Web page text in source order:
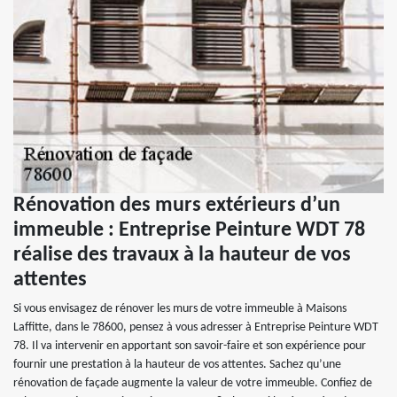
Rénovation des murs extérieurs d’un
immeuble : Entreprise Peinture WDT 78
réalise des travaux à la hauteur de vos
attentes
Si vous envisagez de rénover les murs de votre immeuble à Maisons
Laffitte, dans le 78600, pensez à vous adresser à Entreprise Peinture WDT
78. Il va intervenir en apportant son savoir-faire et son expérience pour
fournir une prestation à la hauteur de vos attentes. Sachez qu’une
rénovation de façade augmente la valeur de votre immeuble. Confiez de